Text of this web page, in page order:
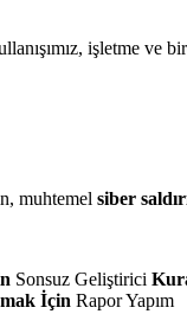
işletme ve
muhtemel siber
Sonsuz Geliştirici
İçin Rapor Yapım